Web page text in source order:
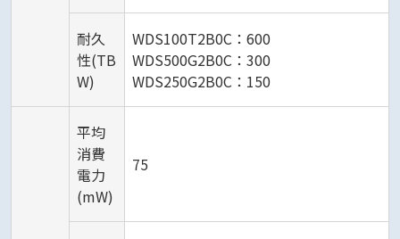
耐久
性(TB
W)
WDS100T2B0C：600
WDS500G2B0C：300
WDS250G2B0C：150
平均
消費
電力
(mW)
75